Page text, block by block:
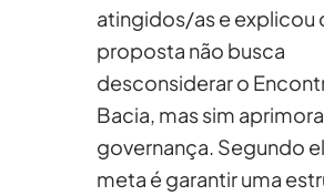
atingidos/as e explicou
proposta não busca
desconsiderar o
Bacia, mas sim
governança. Segundo
meta é garantir uma